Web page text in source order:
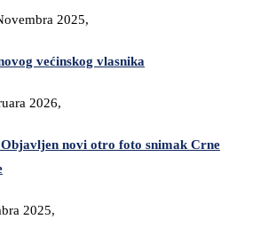
2025,
većinskog vlasnika
2026,
Objavljen novi otro foto snimak Crne
2025,